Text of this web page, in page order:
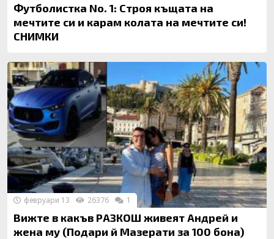
Футболистка Nо. 1: Строя къщата на
мечтите си и карам колата на мечтите си!
СНИМКИ
Вижте в какъв РАЗКОШ живеят Андрей и
жена му (Подари й Мазерати за 100 бона)
февруари 13 26376 1